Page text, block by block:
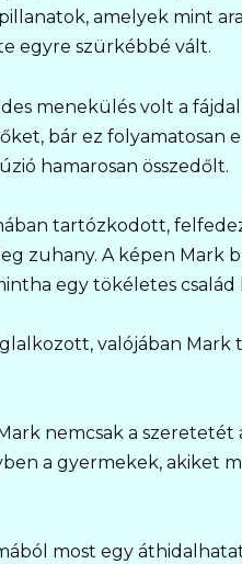
amelyek mint
egyre szürkébbé vált.
menekülés volt a
bár ez folyamatosan
hamarosan összedőlt.
tartózkodott,
zuhany. A képen Mark
egy tökéletes család
valójában Mark
nemcsak a szeretetét
a gyermekek, akiket
most egy